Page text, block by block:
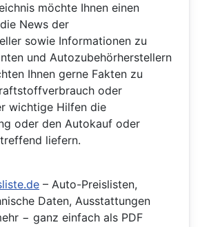
möchte Ihnen einen
News der
sowie Informationen zu
und Autozubehörherstellern
Ihnen gerne Fakten zu
oder
wichtige Hilfen die
oder den Autokauf oder
liefern.
– Auto-Preislisten,
Daten, Ausstattungen
− ganz einfach als PDF